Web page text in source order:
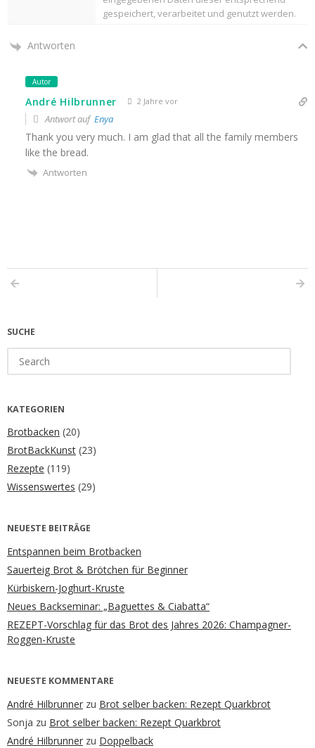
gespeichert, verarbeitet und genutzt werden.
Antworten
Autor
André Hilbrunner 2 Jahre vor
Antwort auf Enya
Thank you very much. I am glad that all the family members
like the bread.
Antworten
SUCHE
for:
KATEGORIEN
Brotbacken (20)
BrotBackKunst (23)
Rezepte (119)
Wissenswertes (29)
NEUESTE BEITRÄGE
Entspannen beim Brotbacken
Sauerteig Brot & Brötchen für Beginner
Kürbiskern-Joghurt-Kruste
Neues Backseminar: „Baguettes & Ciabatta“
REZEPT-Vorschlag für das Brot des Jahres 2026: Champagner-
Roggen-Kruste
NEUESTE KOMMENTARE
André Hilbrunner zu Brot selber backen: Rezept Quarkbrot
Sonja zu Brot selber backen: Rezept Quarkbrot
André Hilbrunner zu Doppelback